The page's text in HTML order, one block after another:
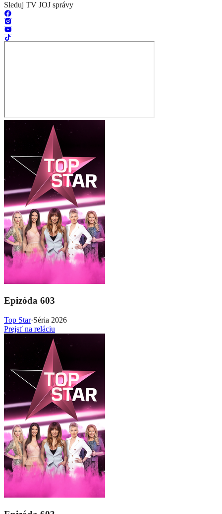
Sleduj TV JOJ správy
Epizóda 603
Top Star·Séria 2026
Prejsť na reláciu